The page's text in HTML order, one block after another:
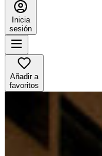
Inicia
sesión
Añadir a
favoritos